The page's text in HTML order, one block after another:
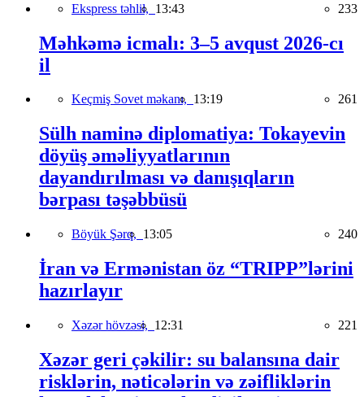
Ekspress təhlil, 13:43 233
Məhkəmə icmalı: 3–5 avqust 2026-cı
il
Keçmiş Sovet məkanı, 13:19 261
Sülh naminə diplomatiya: Tokayevin
döyüş əməliyyatlarının
dayandırılması və danışıqların
bərpası təşəbbüsü
Böyük Şərq, 13:05 240
İran və Ermənistan öz “TRIPP”lərini
hazırlayır
Xəzər hövzəsi, 12:31 221
Xəzər geri çəkilir: su balansına dair
risklərin, nəticələrin və zəifliklərin